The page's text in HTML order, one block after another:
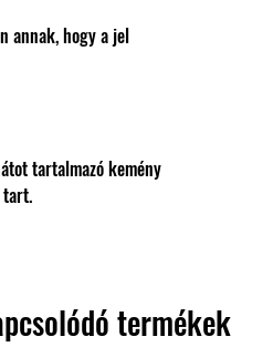
annak, hogy a jel
tartalmazó kemény
tart.
termékek